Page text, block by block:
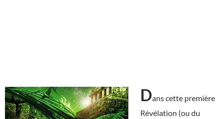
Dans cette première
Révélation (ou du